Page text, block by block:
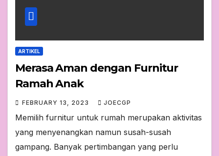
ARTIKEL
Merasa Aman dengan Furnitur
Ramah Anak
FEBRUARY 13, 2023 JOECGP
Memilih furnitur untuk rumah merupakan aktivitas
yang menyenangkan namun susah-susah
gampang. Banyak pertimbangan yang perlu